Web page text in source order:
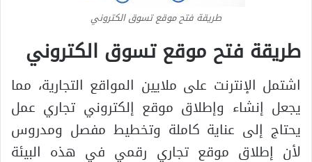
طريقة فتح موقع تسوق الكتروني
طريقة فتح موقع تسوق الكتروني
اشتمل الإنترنت على ملايين المواقع التجارية، مما
يجعل إنشاء وإطلاق موقع إلكتروني تجاري عمل
يحتاج إلى عناية كاملة وتخطيط مفصل ومدروس
لأن إطلاق موقع تجاري رقمي في هذه البيئة